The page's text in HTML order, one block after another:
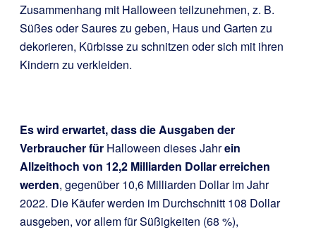
Zusammenhang mit Halloween teilzunehmen, z. B.
Süßes oder Saures zu geben, Haus und Garten zu
dekorieren, Kürbisse zu schnitzen oder sich mit ihren
Kindern zu verkleiden.
Es wird erwartet, dass die Ausgaben der
Verbraucher für Halloween dieses Jahrein
Allzeithoch von 12,2 Milliarden Dollar erreichen
werden, gegenüber 10,6 Milliarden Dollar im Jahr
2022. Die Käufer werden im Durchschnitt 108 Dollar
ausgeben, vor allem für Süßigkeiten (68 %),